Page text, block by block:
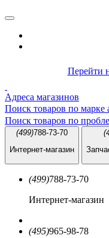
Перейти
Адреса магазинов
Поиск товаров по марке
Поиск товаров по
(499)788-73-70
Интернет-магазин
(499)788-73-70
Интернет-магазин
(495)965-98-78